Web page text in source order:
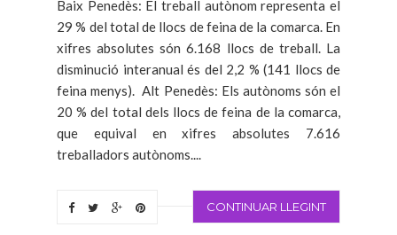
Baix Penedès: El treball autònom representa el
29 % del total de llocs de feina de la comarca. En
xifres absolutes són 6.168 llocs de treball. La
disminució interanual és del 2,2 % (141 llocs de
feina menys). Alt Penedès: Els autònoms són el
20 % del total dels llocs de feina de la comarca,
que equival en xifres absolutes 7.616
treballadors autònoms....
CONTINUAR LLEGINT